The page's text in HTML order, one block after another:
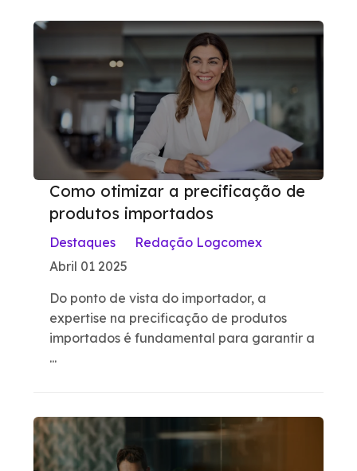
Como otimizar a precificação de
produtos importados
Destaques
Redação Logcomex
Abril 01 2025
Do ponto de vista do importador, a
expertise na precificação de produtos
importados é fundamental para garantir a
...